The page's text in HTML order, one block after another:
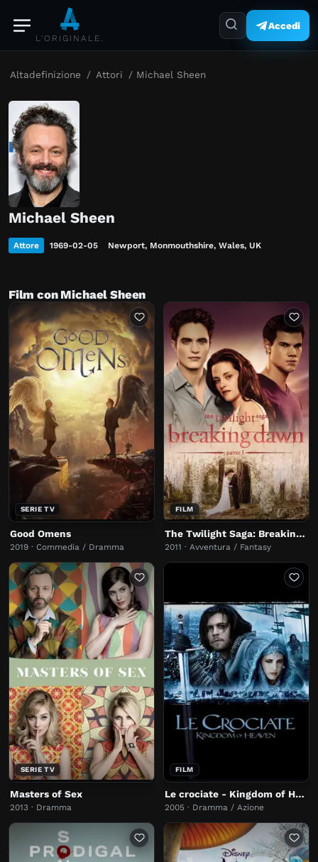
L'ORIGINALE.
Accedi
Altadefinizione / Attori / Michael Sheen
Michael Sheen
Attore 1969-02-05 Newport, Monmouthshire, Wales, UK
Film con Michael Sheen
SERIE TV
Good Omens
2019 · Commedia / Dramma
FILM
The Twilight Saga: Breaking Dawn - Parte 1
2011 · Avventura / Fantasy
SERIE TV
Masters of Sex
2013 · Dramma
FILM
Le crociate - Kingdom of Heaven
2005 · Dramma / Azione